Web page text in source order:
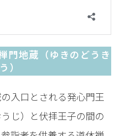
門地蔵（ゆきのどうき
）
入口とされる発心門王
じ）と伏拝王子の間の